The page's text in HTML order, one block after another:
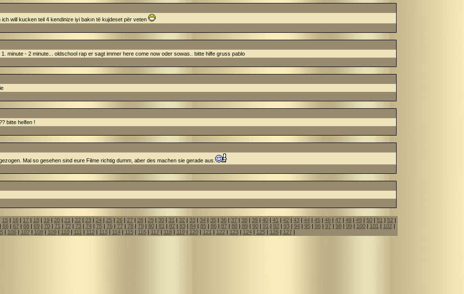
will kucken teil 4 kendinize iyi bakın të kujdeset për veten
minute - 2 minute... oldschool rap er sagt immer here come now oder sowas.. bitte hilfe gruss pablo
bitte helfen !
Mal so gesehen sind eure Filme richtig dumm, aber des machen sie gerade aus.
15 | 16 | 17 | 18 | 19 | 20 | 21 | 22 | 23 | 24 | 25 | 26 | 27 | 28 | 29 | 30 | 31 | 32 | 33 | 34 | 35 | 36 | 37 | 38 | 39 | 40 | 41 | 42 | 43 | 44 | 45 | 46 | 47 | 48 | 49 | 50 | 51 | 52 |
66| 67| 68| 69| 70| 71 | 72| 73| 74| 75| 76| 77| 78| 79| 80| 81 | 82| 83| 84| 85| 86| 87| 88| 89| 90| 91 | 92| 93| 94| 95| 96| 97| 98| 99| 100| 101 | 102|
| 106| 107| 108| 109| 110| 111 | 112| 113| 114| 115| 116| 117| 118| 119| 120| 121 | 122| 123| 124| 125| 126| 127|